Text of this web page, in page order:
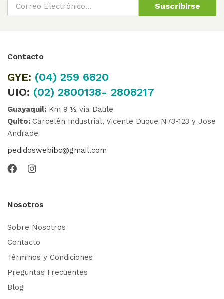
Suscribirse
Contacto
GYE: (04) 259 6820
UIO: (02) 2800138- 2808217
Guayaquil: Km 9 ½ vía Daule
Quito: Carcelén Industrial, Vicente Duque N73-123 y Jose
Andrade
pedidoswebibc@gmail.com
Nosotros
Sobre Nosotros
Contacto
Términos y Condiciones
Preguntas Frecuentes
Blog